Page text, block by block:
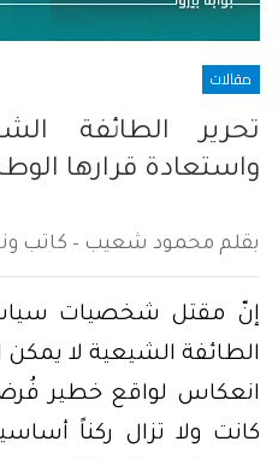
مقالات
تحرير الطائفة
واستعادة قرارها
بقلم محمود شعيب – كاتب
إنّ مقتل شخصيات
الطائفة الشيعية لا يمكن
انعكاس لواقع خطير
كانت ولا تزال ركناً